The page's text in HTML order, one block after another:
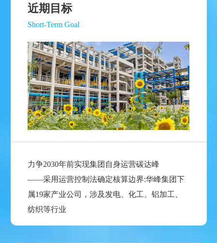
近期目标
Short-Term Goal
力争2030年前实现集团自身运营碳达峰
——采用运营控制法确定核算边界:华峰集团下
属19家产业公司，涉及发电、化工、铝加工、
纺织等行业